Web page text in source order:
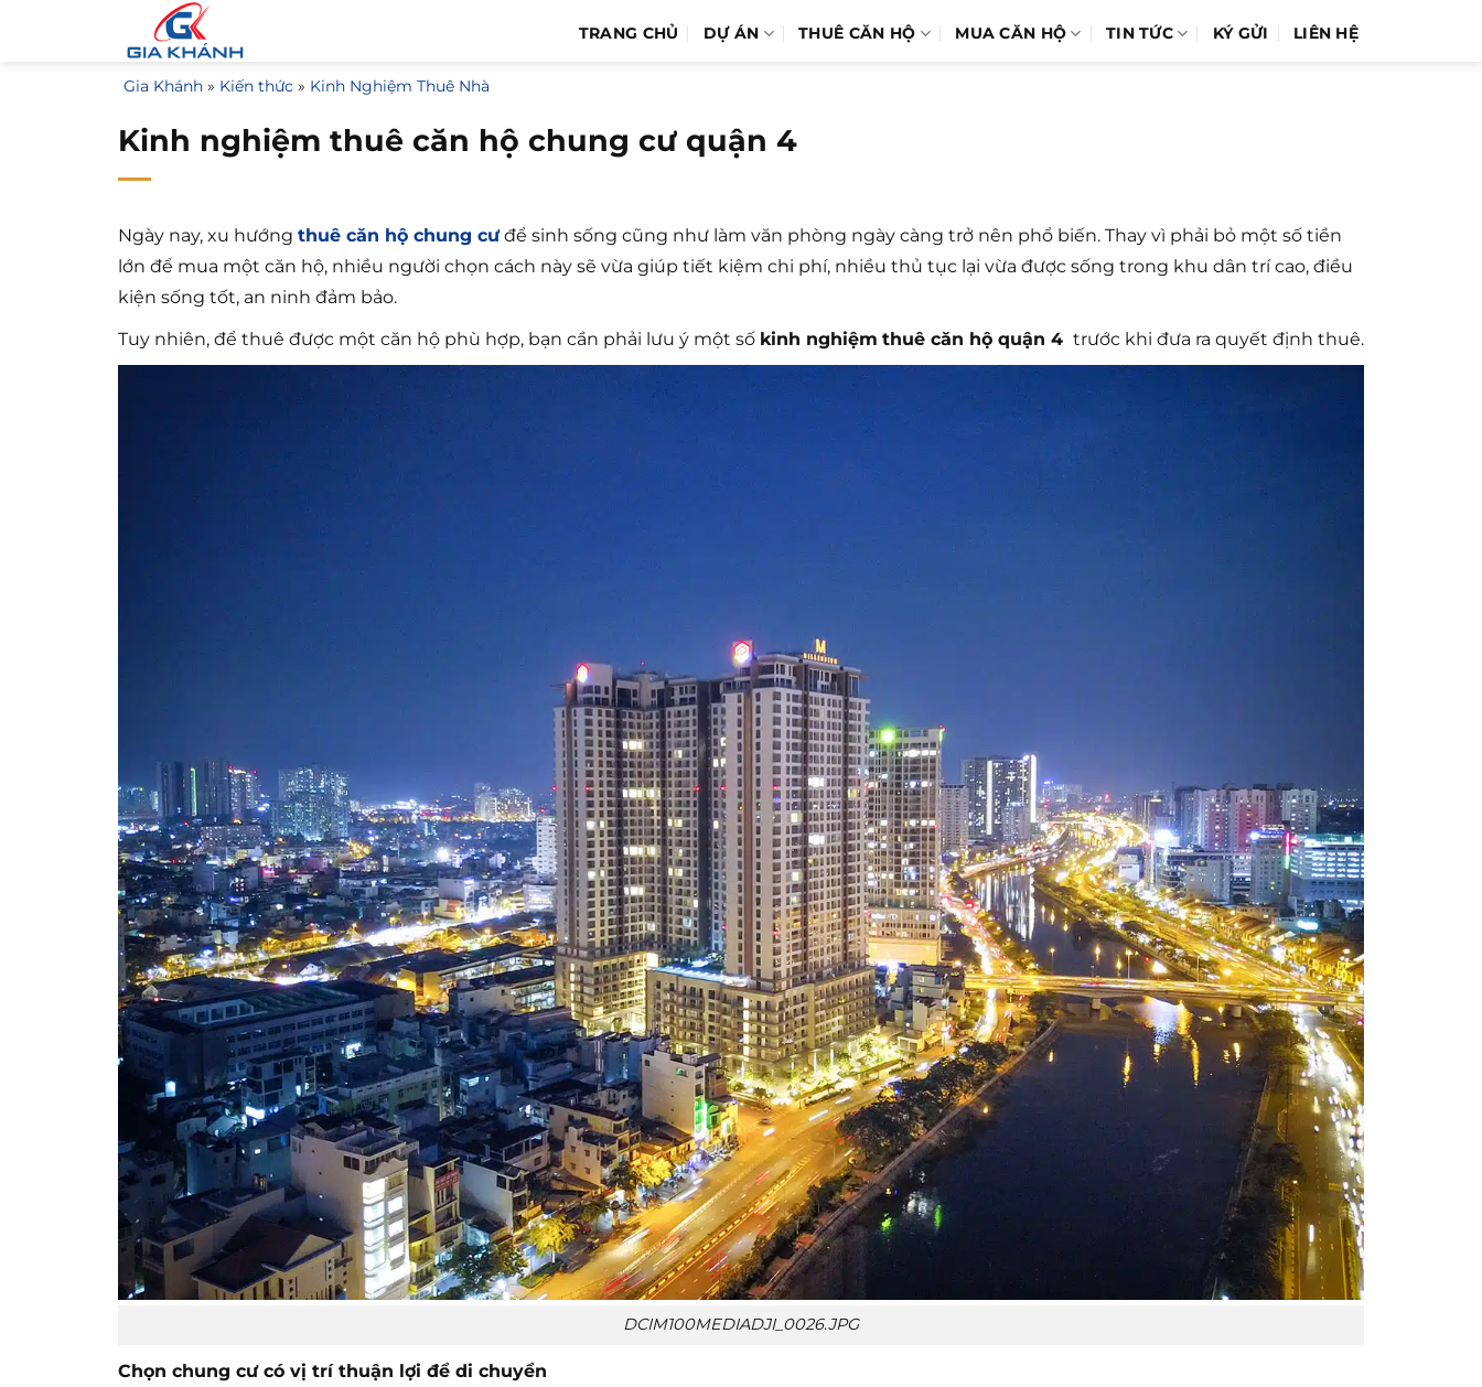
TRANG CHỦ DỰ ÁN THUÊ CĂN HỘ MUA CĂN HỘ TIN TỨC KÝ GỬI LIÊN HỆ
Gia Khánh » Kiến thức » Kinh Nghiệm Thuê Nhà
Kinh nghiệm thuê căn hộ chung cư quận 4
Ngày nay, xu hướng thuê căn hộ chung cưđể sinh sống cũng như làm văn phòng ngày càng trở nên phổ biến. Thay vì phải bỏ một số tiền
lớn để mua một căn hộ, nhiều người chọn cách này sẽ vừa giúp tiết kiệm chi phí, nhiều thủ tục lại vừa được sống trong khu dân trí cao, điều
kiện sống tốt, an ninh đảm bảo.
Tuy nhiên, để thuê được một căn hộ phù hợp, bạn cần phải lưu ý một số kinh nghiệm thuê căn hộ quận 4 trước khi đưa ra quyết định thuê.
DCIM100MEDIADJI_0026.JPG
Chọn chung cư có vị trí thuận lợi để di chuyển